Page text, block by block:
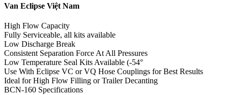
Van Eclipse Việt Nam
High Flow Capacity
Fully Serviceable, all kits available
Low Discharge Break
Consistent Separation Force At All Pressures
Low Temperature Seal Kits Available (-54°
Use With Eclipse VC or VQ Hose Couplings for Best Results
Ideal for High Flow Filling or Trailer Decanting
BCN-160 Specifications